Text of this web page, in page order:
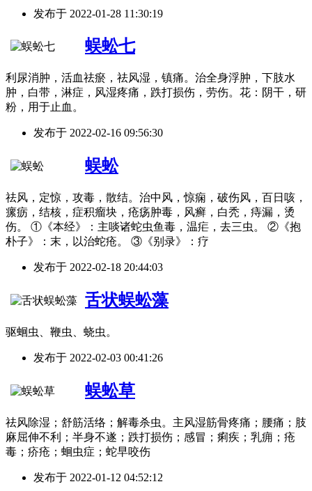
发布于 2022-01-28 11:30:19
蜈蚣七
利尿消肿，活血祛瘀，祛风湿，镇痛。治全身浮肿，下肢水
肿，白带，淋症，风湿疼痛，跌打损伤，劳伤。花：阴干，研
粉，用于止血。
发布于 2022-02-16 09:56:30
蜈蚣
祛风，定惊，攻毒，散结。治中风，惊痫，破伤风，百日咳，
瘰疬，结核，症积瘤块，疮疡肿毒，风癣，白秃，痔漏，烫
伤。 ①《本经》：主啖诸蛇虫鱼毒，温疟，去三虫。 ②《抱
朴子》：末，以治蛇疮。 ③《别录》：疗
发布于 2022-02-18 20:44:03
舌状蜈蚣藻
驱蛔虫、鞭虫、蛲虫。
发布于 2022-02-03 00:41:26
蜈蚣草
祛风除湿；舒筋活络；解毒杀虫。主风湿筋骨疼痛；腰痛；肢
麻屈伸不利；半身不遂；跌打损伤；感冒；痢疾；乳痈；疮
毒；疥疮；蛔虫症；蛇早咬伤
发布于 2022-01-12 04:52:12